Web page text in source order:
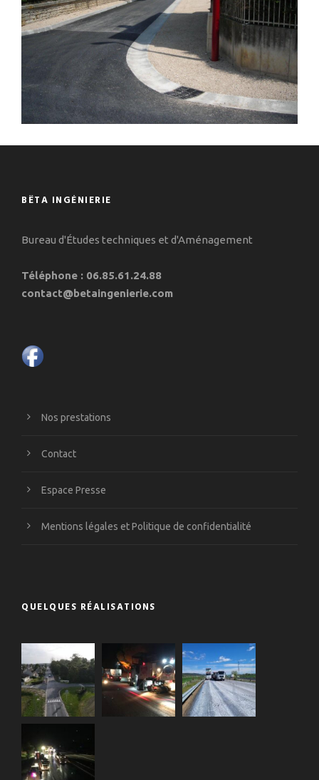
BÊTA INGÉNIERIE
Bureau d'Études techniques et d'Aménagement
Téléphone : 06.85.61.24.88
contact@betaingenierie.com
Nos prestations
Contact
Espace Presse
Mentions légales et Politique de confidentialité
QUELQUES RÉALISATIONS